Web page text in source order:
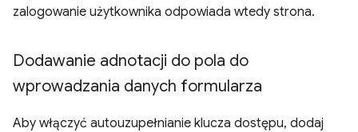
zalogowanie użytkownika odpowiada wtedy strona.
Dodawanie adnotacji do pola do
wprowadzania danych formularza
Aby włączyć autouzupełnianie klucza dostępu, dodaj